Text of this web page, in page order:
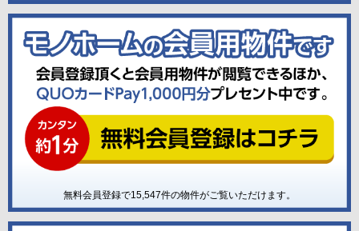
無料会員登録で15,547件の物件がご覧いただけます。